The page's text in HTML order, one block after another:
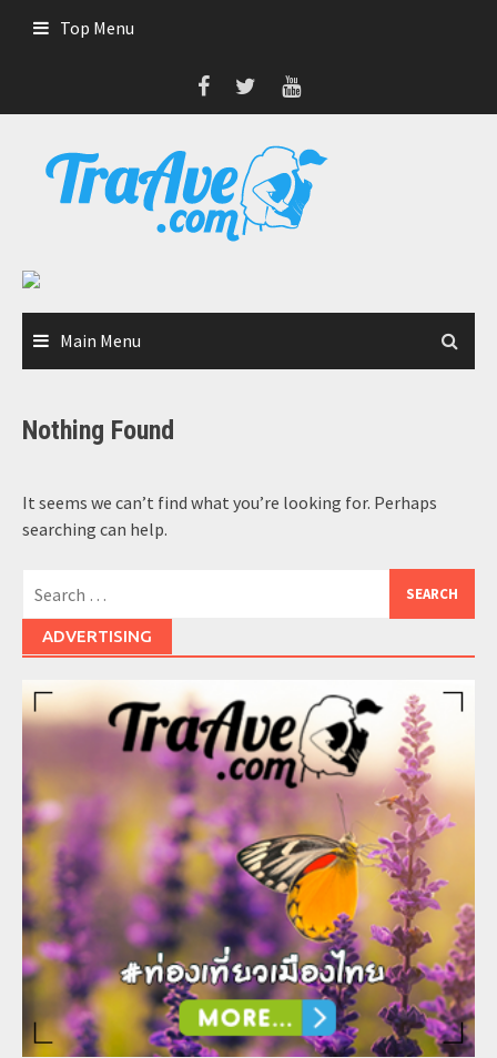
Top Menu
Main Menu
Nothing Found
It seems we can’t find what you’re looking for. Perhaps
searching can help.
ADVERTISING